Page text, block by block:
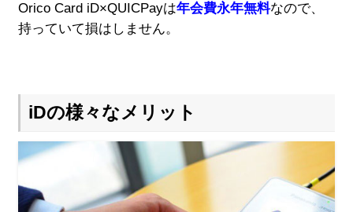
Orico Card iD×QUICPayは年会費永年無料なので、
持っていて損はしません。
iDの様々なメリット